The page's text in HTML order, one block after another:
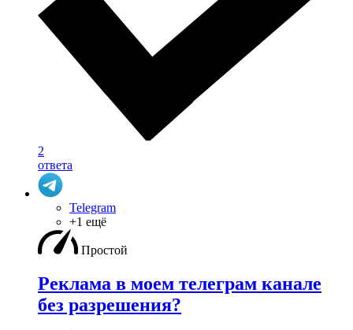
2
ответа
Telegram
+1 ещё
Простой
Реклама в моем телеграм канале
без разрешения?